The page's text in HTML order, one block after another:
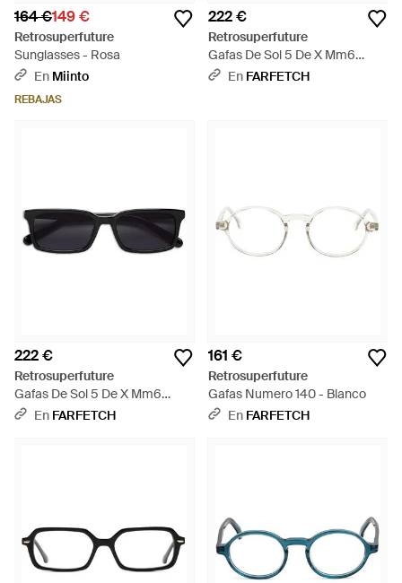
164 €149 €
Retrosuperfuture
Sunglasses - Rosa
En Miinto
REBAJAS
222 €
Retrosuperfuture
Gafas De Sol 5 De X Mm6
Maison Margiela - Azul
En FARFETCH
222 €
Retrosuperfuture
Gafas De Sol 5 De X Mm6
Maison Margiela - Negro
En FARFETCH
161 €
Retrosuperfuture
Gafas Numero 140 - Blanco
En FARFETCH